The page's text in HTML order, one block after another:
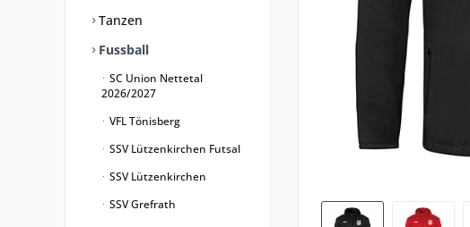
Tanzen
Fussball
SC Union Nettetal
2026/2027
VFL Tönisberg
SSV Lützenkirchen Futsal
SSV Lützenkirchen
SSV Grefrath